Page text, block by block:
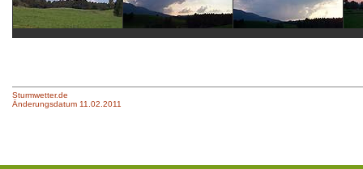
Sturmwetter.de
Änderungsdatum 11.02.2011